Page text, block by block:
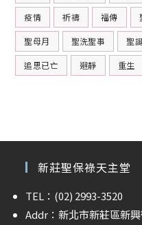
疫情 祈禱 福傳
聖母月 聖洗聖事 聖
追思已亡 避靜 重生
新莊聖保祿天主堂
TEL：(02) 2993-3520
Addr：新北市新莊區新